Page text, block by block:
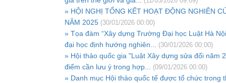
» HỘI NGHỊ TỔNG KẾT HOẠT ĐỘNG NGHIÊN
NĂM 2025 (30/01/2026 00:00)
» Tọa đàm “Xây dựng Trường Đại học Luật Hà
đại học định hướng nghiên...
(30/01/2026 00:00)
» Hội thảo quốc gia "Luật Xây dựng sửa đổi năm
điểm cần lưu ý trong hợp...
(09/01/2026 00:00)
» Danh mục Hội thảo quốc tế được tổ chức trong